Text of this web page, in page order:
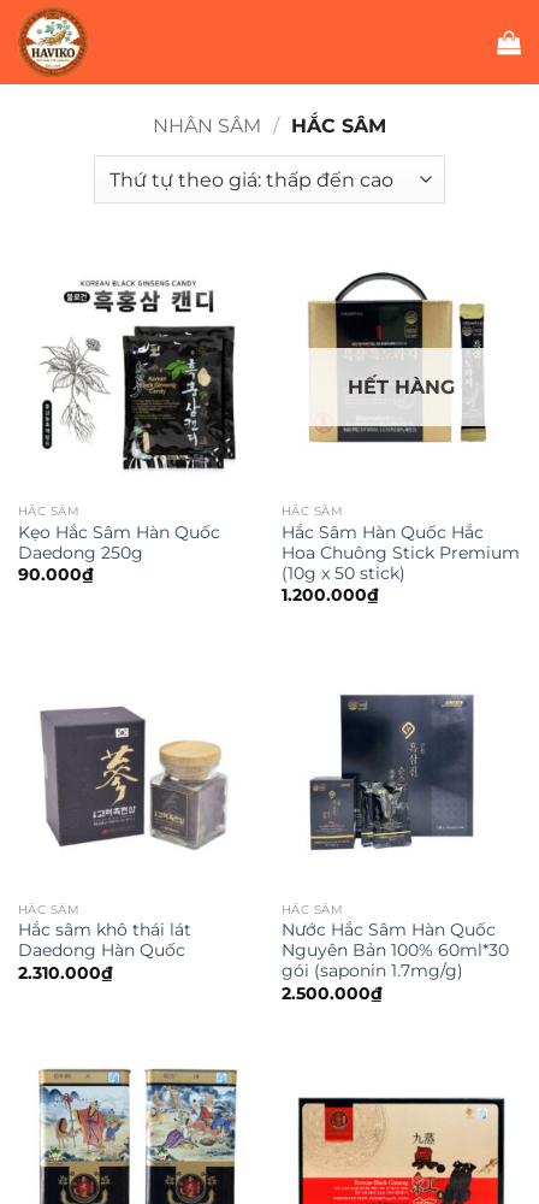
qua
nội
NHÂN SÂM / HẮC SÂM
HẮC SÂM
Kẹo Hắc Sâm Hàn Quốc
Daedong 250g
90.000₫
HẾT HÀNG
HẮC SÂM
Hắc Sâm Hàn Quốc Hắc
Hoa Chuông Stick Premium
(10g x 50 stick)
1.200.000₫
HẮC SÂM
Hắc sâm khô thái lát
Daedong Hàn Quốc
2.310.000₫
HẮC SÂM
Nước Hắc Sâm Hàn Quốc
Nguyên Bản 100% 60ml*30
gói (saponin 1.7mg/g)
2.500.000₫